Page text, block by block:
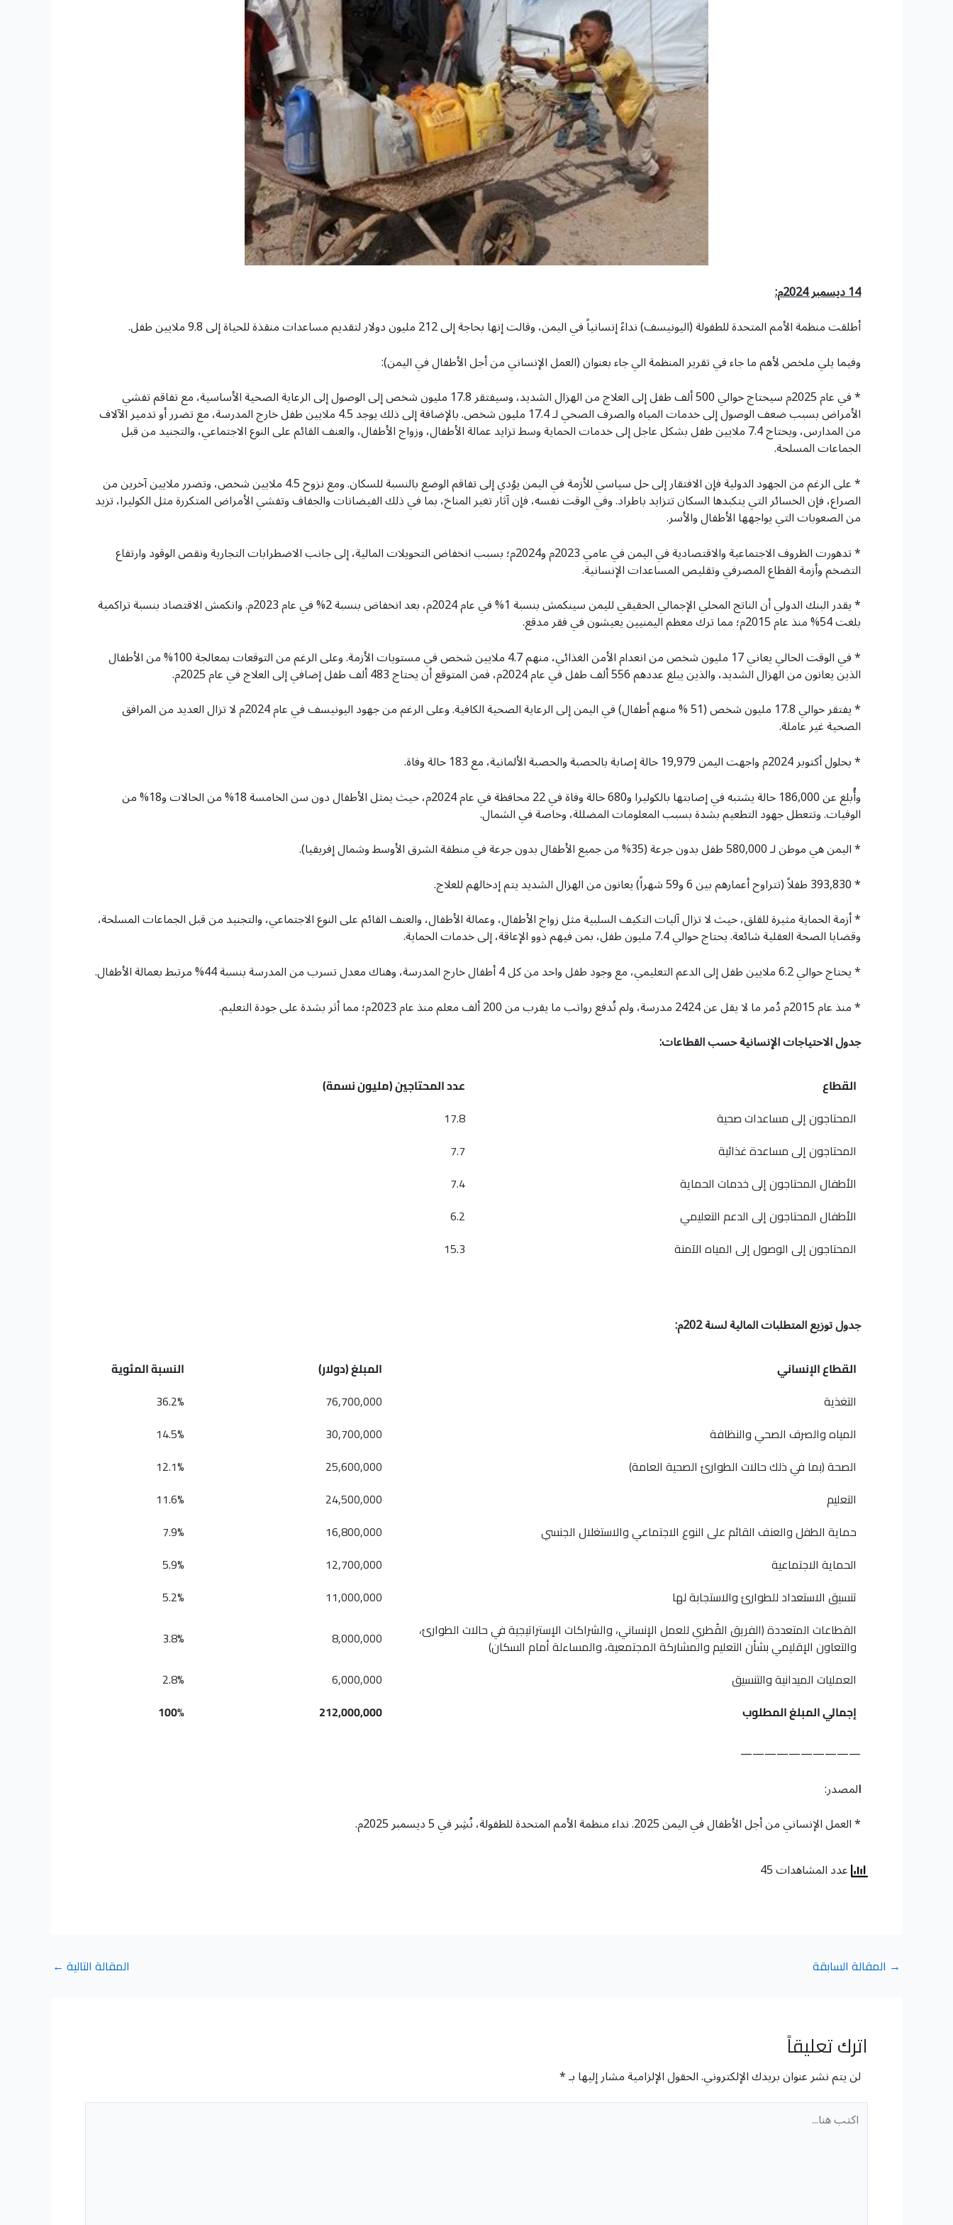
14 ديسمبر 2024م:
أطلقت منظمة الأمم المتحدة للطفولة (اليونيسف) نداءً إنسانياً في اليمن، وقالت إنها بحاجة إلى 212 مليون دولار لتقديم مساعدات منقذة للحياة إلى 9.8 ملايين طفل.
وفيما يلي ملخص لأهم ما جاء في تقرير المنظمة الي جاء بعنوان (العمل الإنساني من أجل الأطفال في اليمن):
* في عام 2025م سيحتاج حوالي 500 ألف طفل إلى العلاج من الهزال الشديد، وسيفتقر 17.8 مليون شخص إلى الوصول إلى الرعاية الصحية الأساسية، مع تفاقم تفشي
الأمراض بسبب ضعف الوصول إلى خدمات المياه والصرف الصحي لـ 17.4 مليون شخص. بالإضافة إلى ذلك يوجد 4.5 ملايين طفل خارج المدرسة، مع تضرر أو تدمير الآلاف
من المدارس، ويحتاج 7.4 ملايين طفل بشكل عاجل إلى خدمات الحماية وسط تزايد عمالة الأطفال، وزواج الأطفال، والعنف القائم على النوع الاجتماعي، والتجنيد من قبل
الجماعات المسلحة.
* على الرغم من الجهود الدولية فإن الافتقار إلى حل سياسي للأزمة في اليمن يؤدي إلى تفاقم الوضع بالنسبة للسكان. ومع نزوح 4.5 ملايين شخص، وتضرر ملايين آخرين من
الصراع، فإن الخسائر التي يتكبدها السكان تتزايد باطراد. وفي الوقت نفسه، فإن آثار تغير المناخ، بما في ذلك الفيضانات والجفاف وتفشي الأمراض المتكررة مثل الكوليرا، تزيد
من الصعوبات التي يواجهها الأطفال والأسر.
* تدهورت الظروف الاجتماعية والاقتصادية في اليمن في عامي 2023م و2024م؛ بسبب انخفاض التحويلات المالية، إلى جانب الاضطرابات التجارية ونقص الوقود وارتفاع
التضخم وأزمة القطاع المصرفي وتقليص المساعدات الإنسانية.
* يقدر البنك الدولي أن الناتج المحلي الإجمالي الحقيقي لليمن سينكمش بنسبة 1% في عام 2024م، بعد انخفاض بنسبة 2% في عام 2023م. وانكمش الاقتصاد بنسبة تراكمية
بلغت 54% منذ عام 2015م؛ مما ترك معظم اليمنيين يعيشون في فقر مدقع.
* في الوقت الحالي يعاني 17 مليون شخص من انعدام الأمن الغذائي، منهم 4.7 ملايين شخص في مستويات الأزمة. وعلى الرغم من التوقعات بمعالجة 100% من الأطفال
الذين يعانون من الهزال الشديد، والذين يبلغ عددهم 556 ألف طفل في عام 2024م، فمن المتوقع أن يحتاج 483 ألف طفل إضافي إلى العلاج في عام 2025م.
* يفتقر حوالي 17.8 مليون شخص (51 % منهم أطفال) في اليمن إلى الرعاية الصحية الكافية. وعلى الرغم من جهود اليونيسف في عام 2024م لا تزال العديد من المرافق
الصحية غير عاملة.
* بحلول أكتوبر 2024م واجهت اليمن 19,979 حالة إصابة بالحصبة والحصبة الألمانية، مع 183 حالة وفاة.
وأُبلغ عن 186,000 حالة يشتبه في إصابتها بالكوليرا و680 حالة وفاة في 22 محافظة في عام 2024م، حيث يمثل الأطفال دون سن الخامسة 18% من الحالات و18% من
الوفيات. وتتعطل جهود التطعيم بشدة بسبب المعلومات المضللة، وخاصة في الشمال.
* اليمن هي موطن لـ 580,000 طفل بدون جرعة (35% من جميع الأطفال بدون جرعة في منطقة الشرق الأوسط وشمال إفريقيا).
* 393,830 طفلاً (تتراوح أعمارهم بين 6 و59 شهراً) يعانون من الهزال الشديد يتم إدخالهم للعلاج.
* أزمة الحماية مثيرة للقلق، حيث لا تزال آليات التكيف السلبية مثل زواج الأطفال، وعمالة الأطفال، والعنف القائم على النوع الاجتماعي، والتجنيد من قبل الجماعات المسلحة،
وقضايا الصحة العقلية شائعة. يحتاج حوالي 7.4 مليون طفل، بمن فيهم ذوو الإعاقة، إلى خدمات الحماية.
* يحتاج حوالي 6.2 ملايين طفل إلى الدعم التعليمي، مع وجود طفل واحد من كل 4 أطفال خارج المدرسة، وهناك معدل تسرب من المدرسة بنسبة 44% مرتبط بعمالة الأطفال.
* منذ عام 2015م دُمر ما لا يقل عن 2424 مدرسة، ولم تُدفع رواتب ما يقرب من 200 ألف معلم منذ عام 2023م؛ مما أثر بشدة على جودة التعليم.
جدول الاحتياجات الإنسانية حسب القطاعات:
القطاع عددالمحتاجين (مليون نسمة)
المحتاجون إلى مساعدات صحية
17.8
المحتاجون إلى مساعدة غذائية
7.7
الأطفال المحتاجون إلى خدمات الحماية
7.4
الأطفال المحتاجون إلى الدعم التعليمي
6.2
المحتاجون إلى الوصول إلى المياه الآمنة
15.3
جدول توزيع المتطلبات المالية لسنة 202م:
القطاع الإنساني المبلغ (دولار)
النسبة المئوية
التغذية
76,700,000
36.2%
المياه والصرف الصحي والنظافة
30,700,000
14.5%
الصحة (بما في ذلك حالات الطوارئ الصحية العامة)
25,600,000
12.1%
التعليم
24,500,000
11.6%
حماية الطفل والعنف القائم على النوع الاجتماعي والاستغلال الجنسي
16,800,000
7.9%
الحماية الاجتماعية
12,700,000
5.9%
تنسيق الاستعداد للطوارئ والاستجابة لها
11,000,000
5.2%
القطاعات المتعددة (الفريق القُطري للعمل الإنساني، والشراكات الإستراتيجية في حالات الطوارئ،
والتعاون الإقليمي بشأن التعليم والمشاركة المجتمعية، والمساءلة أمام السكان)
8,000,000
3.8%
العمليات الميدانية والتنسيق
6,000,000
2.8%
إجمالي المبلغ المطلوب
212,000,000
100%
——————————
المصدر:
* العمل الإنساني من أجل الأطفال في اليمن 2025. نداء منظمة الأمم المتحدة للطفولة، نُشِر في 5 ديسمبر 2025م.
عدد المشاهدات 45
→ المقالة السابقة المقالة التالية ←
اترك تعليقاً
لن يتم نشر عنوان بريدك الإلكتروني.الحقول الإلزامية مشار إليها بـ*
اكتب
هنا...